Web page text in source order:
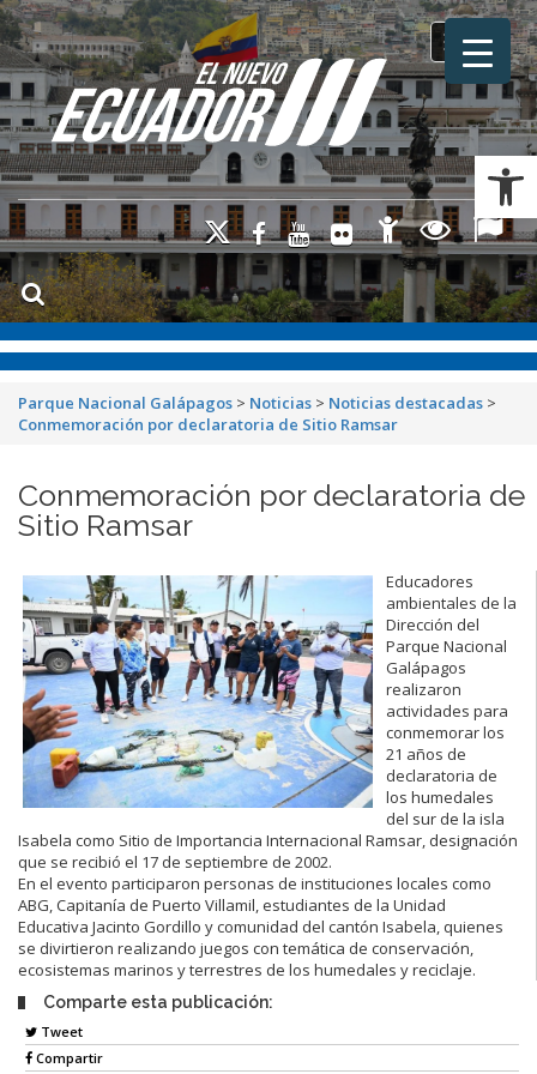
Toggle
Parque Nacional Galápagos > Noticias > Noticias destacadas >
Conmemoración por declaratoria de Sitio Ramsar
Conmemoración por declaratoria de
Sitio Ramsar
Educadores
ambientales de la
Dirección del
Parque Nacional
Galápagos
realizaron
actividades para
conmemorar los
21 años de
declaratoria de
los humedales
del sur de la isla
Isabela como Sitio de Importancia Internacional Ramsar, designación
que se recibió el 17 de septiembre de 2002.
En el evento participaron personas de instituciones locales como
ABG, Capitanía de Puerto Villamil, estudiantes de la Unidad
Educativa Jacinto Gordillo y comunidad del cantón Isabela, quienes
se divirtieron realizando juegos con temática de conservación,
ecosistemas marinos y terrestres de los humedales y reciclaje.
Comparte esta publicación:
Tweet
Compartir